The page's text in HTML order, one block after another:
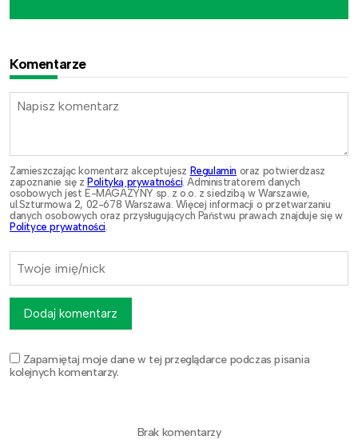
Komentarze
Zamieszczając komentarz akceptujesz Regulamin oraz potwierdzasz
zapoznanie się z Polityką prywatności. Administratorem danych
osobowych jest E-MAGAZYNY sp. z o.o. z siedzibą w Warszawie,
ul.Szturmowa 2, 02-678 Warszawa. Więcej informacji o przetwarzaniu
danych osobowych oraz przysługujących Państwu prawach znajduje się w
Polityce prywatności.
Zapamiętaj moje dane w tej przeglądarce podczas pisania
kolejnych komentarzy.
Dodaj komentarz
Brak komentarzy